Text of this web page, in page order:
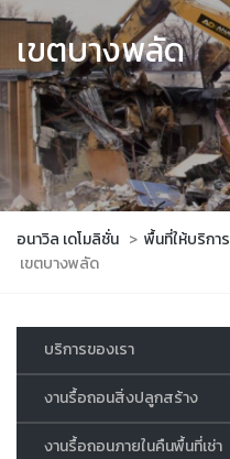
เขตบางพลัด
อนาวิล เดโมลิชั่น > พื้นที่ให้บริการ
เขตบางพลัด
บริการของเรา
งานรื้อถอนสิ่งปลูกสร้าง
งานรื้อถอนภายในคืนพื้นที่เช่า